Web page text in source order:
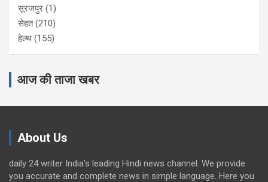
सूरजपुर (1)
सेहत(210)
हेल्थ (155)
आज की ताजा खबर
About Us
daily 24 writer India's leading Hindi news channel. We provide
you accurate and complete news in simple language. Here you